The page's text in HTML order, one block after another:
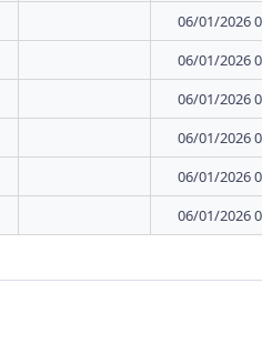
06/01/2026
06/01/2026
06/01/2026
06/01/2026
06/01/2026
06/01/2026